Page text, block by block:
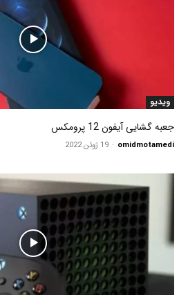
ویدیو
جعبه گشایی آیفون 12 پرومکس
omidmotamedi
- 19 ژوئن 2022